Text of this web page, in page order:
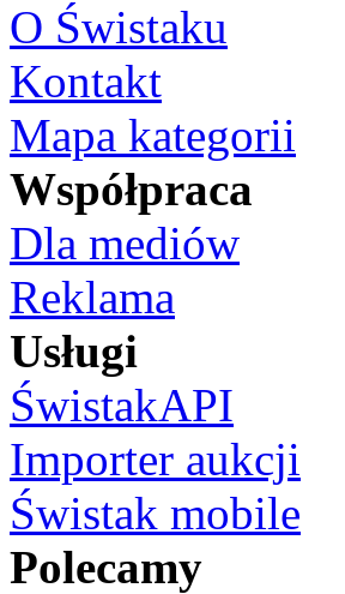
O Świstaku
Kontakt
Mapa kategorii
Współpraca
Dla mediów
Reklama
Usługi
ŚwistakAPI
Importer aukcji
Świstak mobile
Polecamy